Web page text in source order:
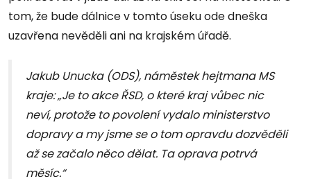
tom, že bude dálnice v tomto úseku ode dneška
uzavřena nevěděli ani na krajském úřadě.
Jakub Unucka (ODS), náměstek hejtmana MS
kraje: „Je to akce ŘSD, o které kraj vůbec nic
neví, protože to povolení vydalo ministerstvo
dopravy a my jsme se o tom opravdu dozvěděli
až se začalo něco dělat. Ta oprava potrvá
měsíc.“